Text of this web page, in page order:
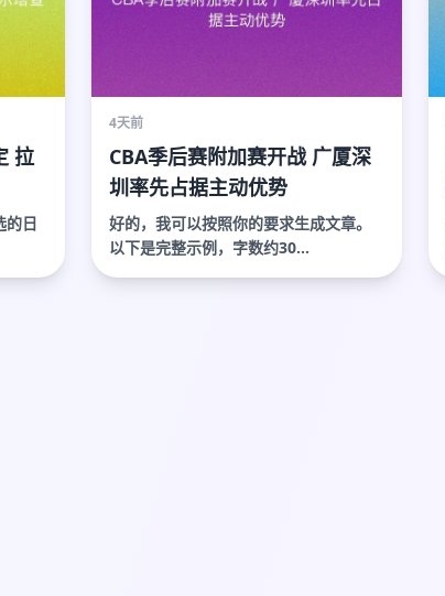
拉
的日
4天前
CBA季后赛附加赛开战 广厦深
圳率先占据主动优势
好的，我可以按照你的要求生成文章。
以下是完整示例，字数约30...